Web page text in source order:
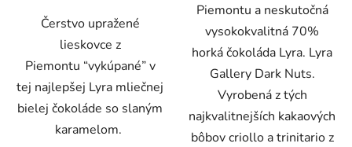
Čerstvo upražené
lieskovce z
Piemontu “vykúpané” v
tej najlepšej Lyra mliečnej
bielej čokoláde so slaným
karamelom.
Piemontu a neskutočná
vysokokvalitná 70%
horká čokoláda Lyra. Lyra
Gallery Dark Nuts.
Vyrobená z tých
najkvalitnejších kakaových
bôbov criollo a trinitario z